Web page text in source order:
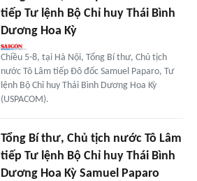
tiếp Tư lệnh Bộ Chỉ huy Thái Bình
Dương Hoa Kỳ
Chiều 5-8, tại Hà Nội, Tổng Bí thư, Chủ tịch
nước Tô Lâm tiếp Đô đốc Samuel Paparo, Tư
lệnh Bộ Chỉ huy Thái Bình Dương Hoa Kỳ
(USPACOM).
Tổng Bí thư, Chủ tịch nước Tô Lâm
tiếp Tư lệnh Bộ Chỉ huy Thái Bình
Dương Hoa Kỳ Samuel Paparo